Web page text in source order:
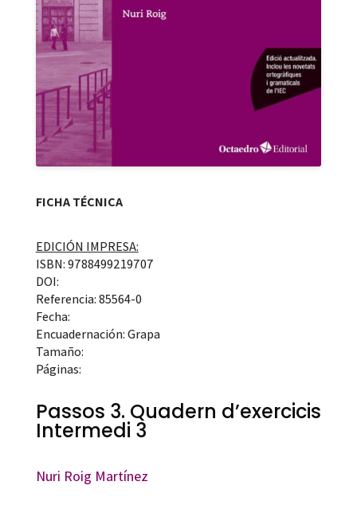
FICHA TÉCNICA
EDICIÓN IMPRESA:
ISBN: 9788499219707
DOI:
Referencia: 85564-0
Fecha:
Encuadernación: Grapa
Tamaño:
Páginas:
Passos 3. Quadern d’exercicis
Intermedi 3
Nuri Roig Martínez